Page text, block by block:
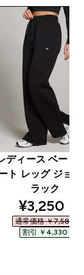
ディース ベーシ
ート レッグ ジョ
ラック
¥3,250‎
通常価格 ￥7,580‎
割引 ￥4,330‎